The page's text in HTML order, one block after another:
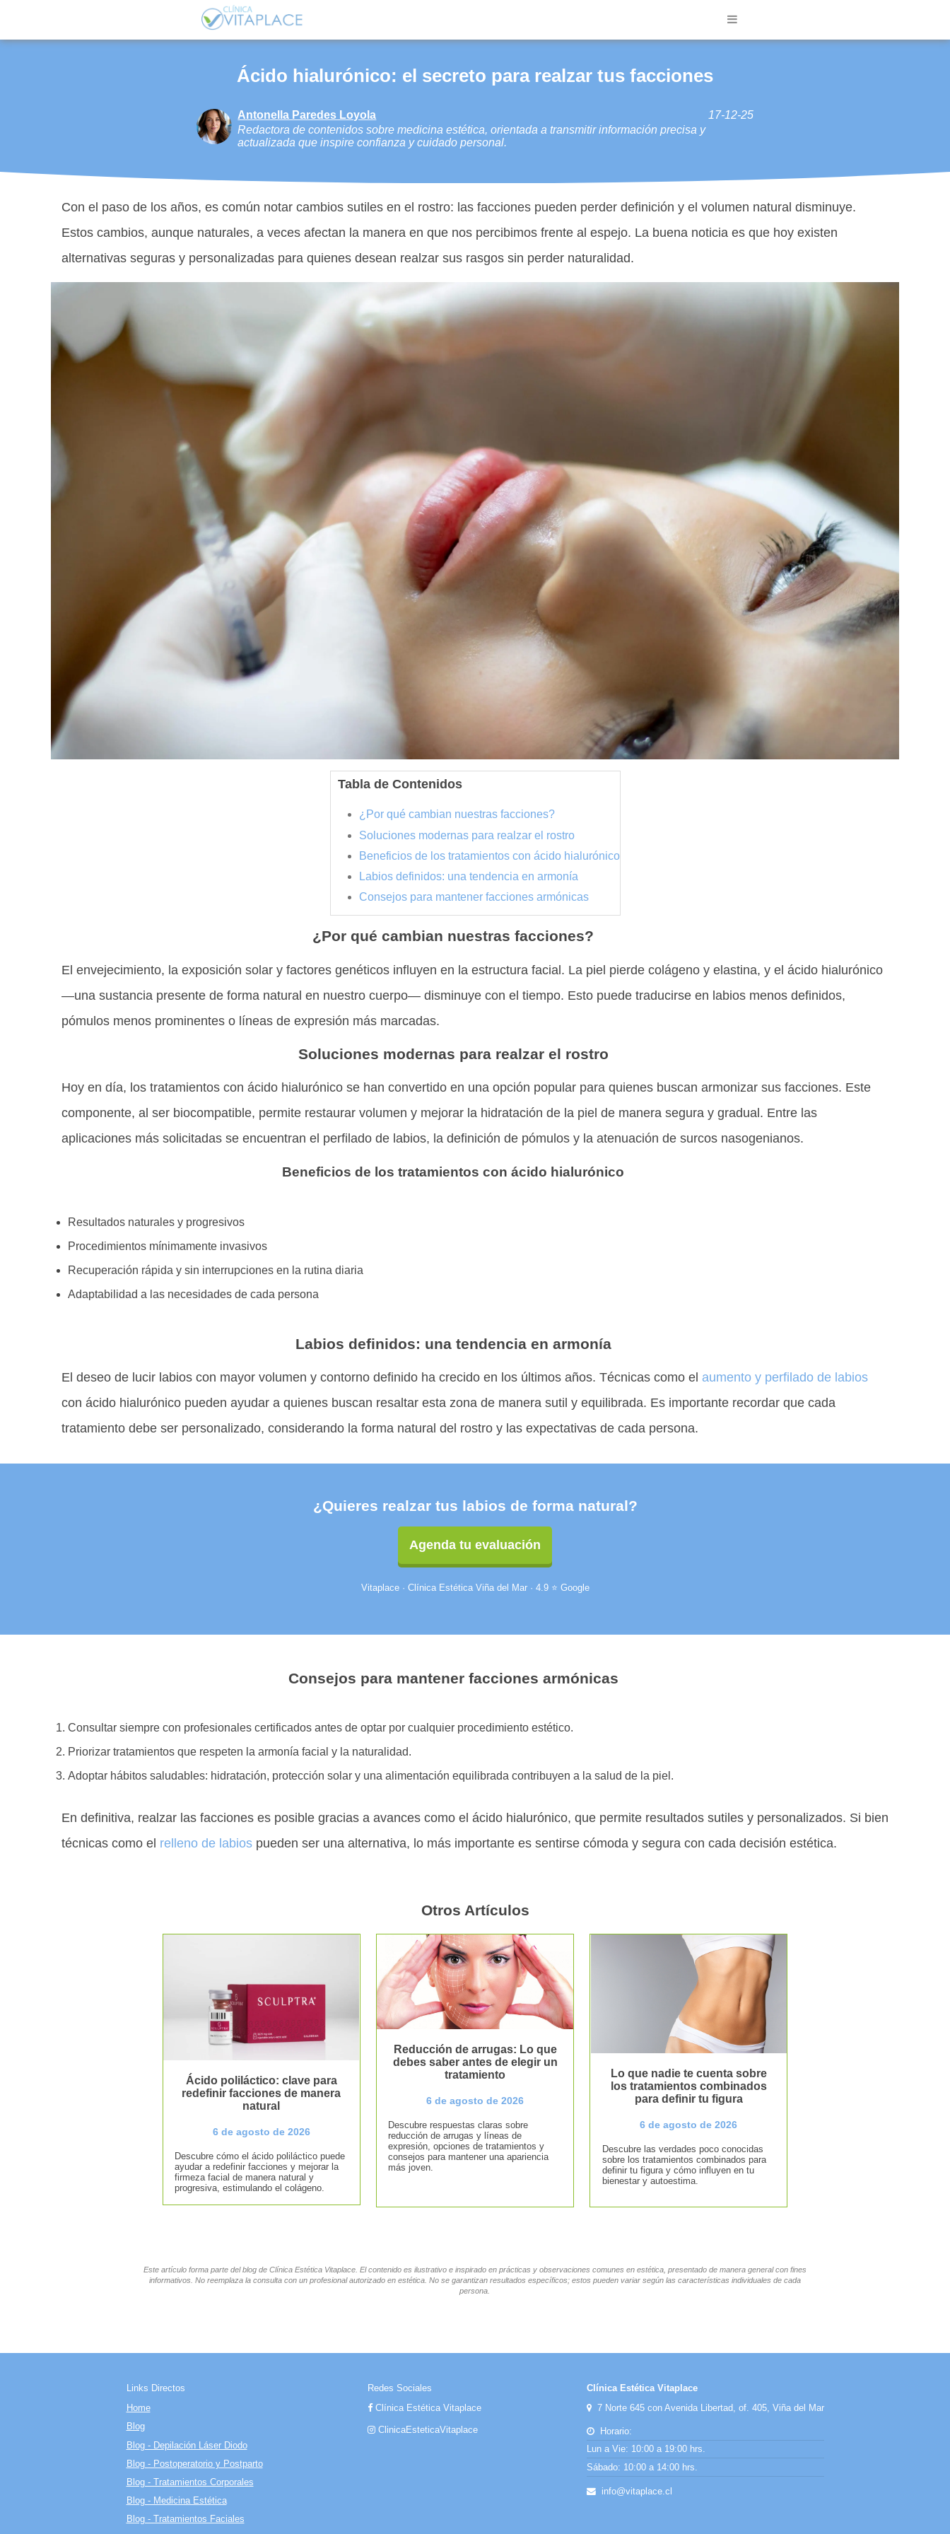
Ácido hialurónico: el secreto para realzar tus facciones
Antonella Paredes Loyola
17-12-25
Redactora de contenidos sobre medicina estética, orientada a transmitir información precisa y
actualizada que inspire confianza y cuidado personal.
Con el paso de los años, es común notar cambios sutiles en el rostro: las facciones pueden perder definición y el volumen natural disminuye.
Estos cambios, aunque naturales, a veces afectan la manera en que nos percibimos frente al espejo. La buena noticia es que hoy existen
alternativas seguras y personalizadas para quienes desean realzar sus rasgos sin perder naturalidad.
Tabla de Contenidos
¿Por qué cambian nuestras facciones?
Soluciones modernas para realzar el rostro
Beneficios de los tratamientos con ácido hialurónico
Labios definidos: una tendencia en armonía
Consejos para mantener facciones armónicas
¿Por qué cambian nuestras facciones?
El envejecimiento, la exposición solar y factores genéticos influyen en la estructura facial. La piel pierde colágeno y elastina, y el ácido hialurónico
—una sustancia presente de forma natural en nuestro cuerpo— disminuye con el tiempo. Esto puede traducirse en labios menos definidos,
pómulos menos prominentes o líneas de expresión más marcadas.
Soluciones modernas para realzar el rostro
Hoy en día, los tratamientos con ácido hialurónico se han convertido en una opción popular para quienes buscan armonizar sus facciones. Este
componente, al ser biocompatible, permite restaurar volumen y mejorar la hidratación de la piel de manera segura y gradual. Entre las
aplicaciones más solicitadas se encuentran el perfilado de labios, la definición de pómulos y la atenuación de surcos nasogenianos.
Beneficios de los tratamientos con ácido hialurónico
Resultados naturales y progresivos
Procedimientos mínimamente invasivos
Recuperación rápida y sin interrupciones en la rutina diaria
Adaptabilidad a las necesidades de cada persona
Labios definidos: una tendencia en armonía
El deseo de lucir labios con mayor volumen y contorno definido ha crecido en los últimos años. Técnicas como el aumento y perfilado de labios
con ácido hialurónico pueden ayudar a quienes buscan resaltar esta zona de manera sutil y equilibrada. Es importante recordar que cada
tratamiento debe ser personalizado, considerando la forma natural del rostro y las expectativas de cada persona.
¿Quieres realzar tus labios de forma natural?
Agenda tu evaluación
Vitaplace · Clínica Estética Viña del Mar · 4.9 ⭐ Google
Consejos para mantener facciones armónicas
Consultar siempre con profesionales certificados antes de optar por cualquier procedimiento estético.
Priorizar tratamientos que respeten la armonía facial y la naturalidad.
Adoptar hábitos saludables: hidratación, protección solar y una alimentación equilibrada contribuyen a la salud de la piel.
En definitiva, realzar las facciones es posible gracias a avances como el ácido hialurónico, que permite resultados sutiles y personalizados. Si bien
técnicas como el relleno de labiospueden ser una alternativa, lo más importante es sentirse cómoda y segura con cada decisión estética.
Otros Artículos
Ácido poliláctico: clave para
redefinir facciones de manera
natural
6 de agosto de 2026
Descubre cómo el ácido poliláctico puede
ayudar a redefinir facciones y mejorar la
firmeza facial de manera natural y
progresiva, estimulando el colágeno.
Reducción de arrugas: Lo que
debes saber antes de elegir un
tratamiento
6 de agosto de 2026
Descubre respuestas claras sobre
reducción de arrugas y líneas de
expresión, opciones de tratamientos y
consejos para mantener una apariencia
más joven.
Lo que nadie te cuenta sobre
los tratamientos combinados
para definir tu figura
6 de agosto de 2026
Descubre las verdades poco conocidas
sobre los tratamientos combinados para
definir tu figura y cómo influyen en tu
bienestar y autoestima.
Este artículo forma parte del blog de Clínica Estética Vitaplace. El contenido es ilustrativo e inspirado en prácticas y observaciones comunes en estética, presentado de manera general con fines
informativos. No reemplaza la consulta con un profesional autorizado en estética. No se garantizan resultados específicos; estos pueden variar según las características individuales de cada
persona.
Links Directos
Home
Blog
Blog - Depilación Láser Diodo
Blog - Postoperatorio y Postparto
Blog - Tratamientos Corporales
Blog - Medicina Estética
Blog - Tratamientos Faciales
Redes Sociales
Clínica Estética Vitaplace
ClinicaEsteticaVitaplace
Clínica Estética Vitaplace
7 Norte 645 con Avenida Libertad, of. 405, Viña del Mar
Horario:
Lun a Vie: 10:00 a 19:00 hrs.
Sábado: 10:00 a 14:00 hrs.
info@vitaplace.cl